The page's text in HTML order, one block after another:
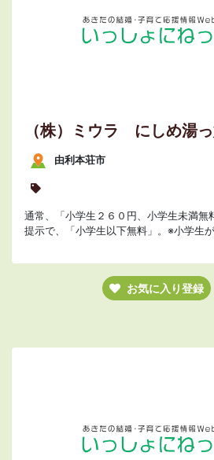
（株）ミウラ にしめ湯
由利本荘市
通常、「小学生２６０円、小学生未満無
提示で、「小学生以下無料」。※小学生
お気に入り登録